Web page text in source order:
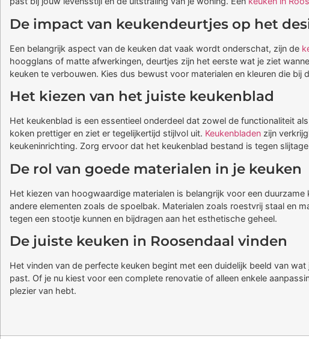
De impact van keukendeurtjes op het
Een belangrijk aspect van de keuken dat vaak wordt onderschat, zijn de
hoogglans of matte afwerkingen, deurtjes zijn het eerste wat je ziet
keuken te verbouwen. Kies dus bewust voor materialen en kleuren die bij
Het kiezen van het juiste keukenblad
Het keukenblad is een essentieel onderdeel dat zowel de functionaliteit
koken prettiger en ziet er tegelijkertijd stijlvol uit. Keukenbladen zijn
keukeninrichting. Zorg ervoor dat het keukenblad bestand is tegen
De rol van goede materialen in je keuken
Het kiezen van hoogwaardige materialen is belangrijk voor een
andere elementen zoals de spoelbak. Materialen zoals roestvrij staal en
tegen een stootje kunnen en bijdragen aan het esthetische geheel.
De juiste keuken in Roosendaal vinden
Het vinden van de perfecte keuken begint met een duidelijk beeld van
past. Of je nu kiest voor een complete renovatie of alleen enkele
plezier van hebt.